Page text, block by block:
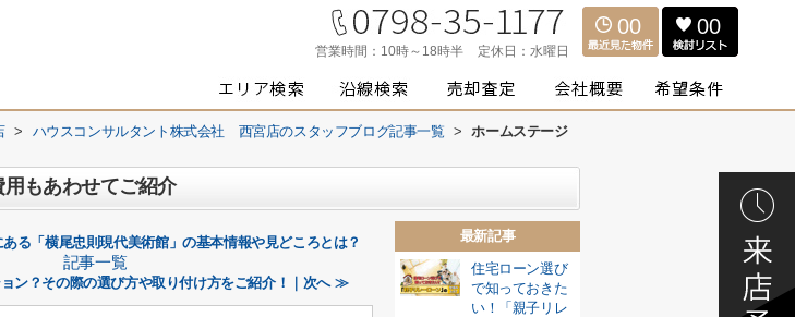
営業時間： 10時～18時半 定休日： 水曜日
00 00
> ハウスコンサルタント株式会社 西宮店のスタッフブログ記事一覧 >
ホームステージ
もあわせてご紹介
る「横尾忠則現代美術館」の基本情報や見どころとは？
記事一覧
ン？その際の選び方や取り付け方をご紹介！｜次へ ≫
最新記事
住宅ローン選び
で知っておきた
い！「親子リレ